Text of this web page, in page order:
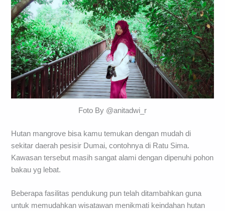
Foto By @anitadwi_r
Hutan mangrove bisa kamu temukan dengan mudah di
sekitar daerah pesisir Dumai, contohnya di Ratu Sima.
Kawasan tersebut masih sangat alami dengan dipenuhi pohon
bakau yg lebat.
Beberapa fasilitas pendukung pun telah ditambahkan guna
untuk memudahkan wisatawan menikmati keindahan hutan